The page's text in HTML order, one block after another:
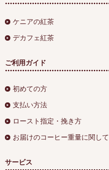
ケニアの紅茶
デカフェ紅茶
ご利用ガイド
初めての方
支払い方法
ロースト指定・挽き方
お届けのコーヒー重量に関して
サービス